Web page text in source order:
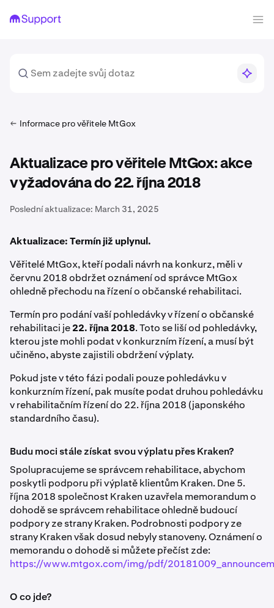
Informace pro věřitele MtGox
Aktualizace pro věřitele MtGox: akce
vyžadována do 22. října 2018
Poslední aktualizace: March 31, 2025
Aktualizace: Termín již uplynul.
Věřitelé MtGox, kteří podali návrh na konkurz, měli v
červnu 2018 obdržet oznámení od správce MtGox
ohledně přechodu na řízení o občanské rehabilitaci.
Termín pro podání vaší pohledávky v řízení o občanské
rehabilitaci je22. října 2018. Toto se liší od pohledávky,
kterou jste mohli podat v konkurzním řízení, a musí být
učiněno, abyste zajistili obdržení výplaty.
Pokud jste v této fázi podali pouze pohledávku v
konkurzním řízení, pak musíte podat druhou pohledávku
v rehabilitačním řízení do 22. října 2018 (japonského
standardního času).
Budu moci stále získat svou výplatu přes Kraken?
Spolupracujeme se správcem rehabilitace, abychom
poskytli podporu při výplatě klientům Kraken. Dne 5.
října 2018 společnost Kraken uzavřela memorandum o
dohodě se správcem rehabilitace ohledně budoucí
podpory ze strany Kraken. Podrobnosti podpory ze
strany Kraken však dosud nebyly stanoveny. Oznámení o
memorandu o dohodě si můžete přečíst zde:
https://www.mtgox.com/img/pdf/
O co jde?